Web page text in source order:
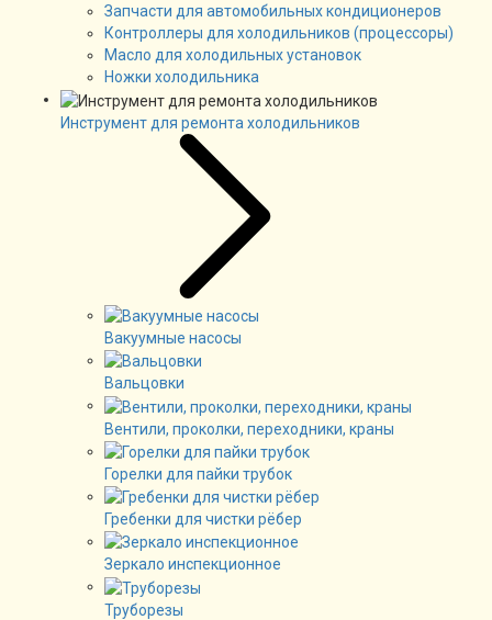
Запчасти для автомобильных кондиционеров
Контроллеры для холодильников (процессоры)
Масло для холодильных установок
Ножки холодильника
Инструмент для ремонта холодильников
Вакуумные насосы
Вальцовки
Вентили, проколки, переходники, краны
Горелки для пайки трубок
Гребенки для чистки рёбер
Зеркало инспекционное
Труборезы